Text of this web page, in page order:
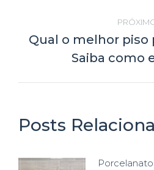
post:
Qual o melhor piso
Saiba como
Posts